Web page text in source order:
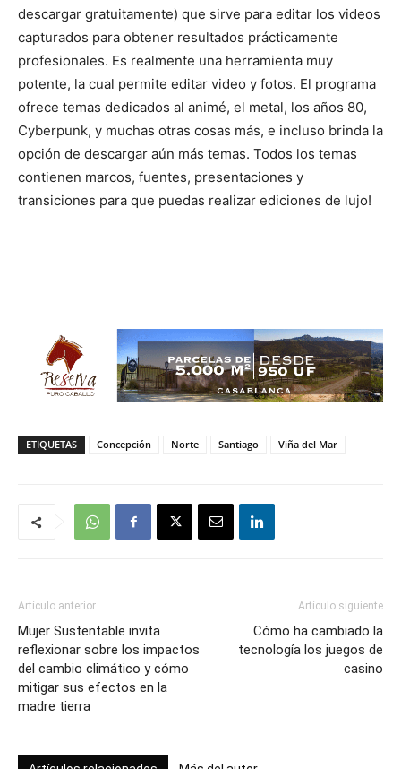
descargar gratuitamente) que sirve para editar los videos
capturados para obtener resultados prácticamente
profesionales. Es realmente una herramienta muy
potente, la cual permite editar video y fotos. El programa
ofrece temas dedicados al animé, el metal, los años 80,
Cyberpunk, y muchas otras cosas más, e incluso brinda la
opción de descargar aún más temas. Todos los temas
contienen marcos, fuentes, presentaciones y
transiciones para que puedas realizar ediciones de lujo!
ETIQUETAS Concepción Norte Santiago Viña del Mar
Artículo anterior
Mujer Sustentable invita
reflexionar sobre los impactos
del cambio climático y cómo
mitigar sus efectos en la
madre tierra
Artículo siguiente
Cómo ha cambiado la
tecnología los juegos de
casino